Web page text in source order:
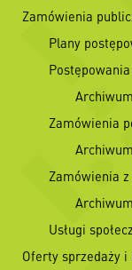
Zamówienia
Plany
Zamówienia
Zamówienia
Archiwum
Usługi
Oferty sprzedaży i